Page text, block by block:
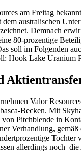
am Freitag
australischen
Demnach
80-prozentige
soll im Folgenden
Hook Lake Uranium
Valor
Becken. Mit
Pitchblende in
Verhandlung, gemäß
Tochter
allerdings noch